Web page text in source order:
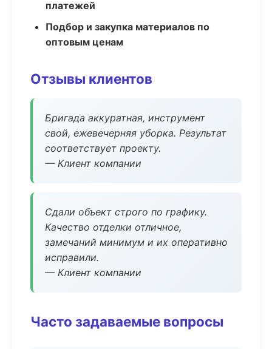
платежей
Подбор и закупка материалов по
оптовым ценам
Отзывы клиентов
Бригада аккуратная, инструмент
свой, ежевечерняя уборка. Результат
соответствует проекту.
— Клиент компании
Сдали объект строго по графику.
Качество отделки отличное,
замечаний минимум и их оперативно
исправили.
— Клиент компании
Часто задаваемые вопросы